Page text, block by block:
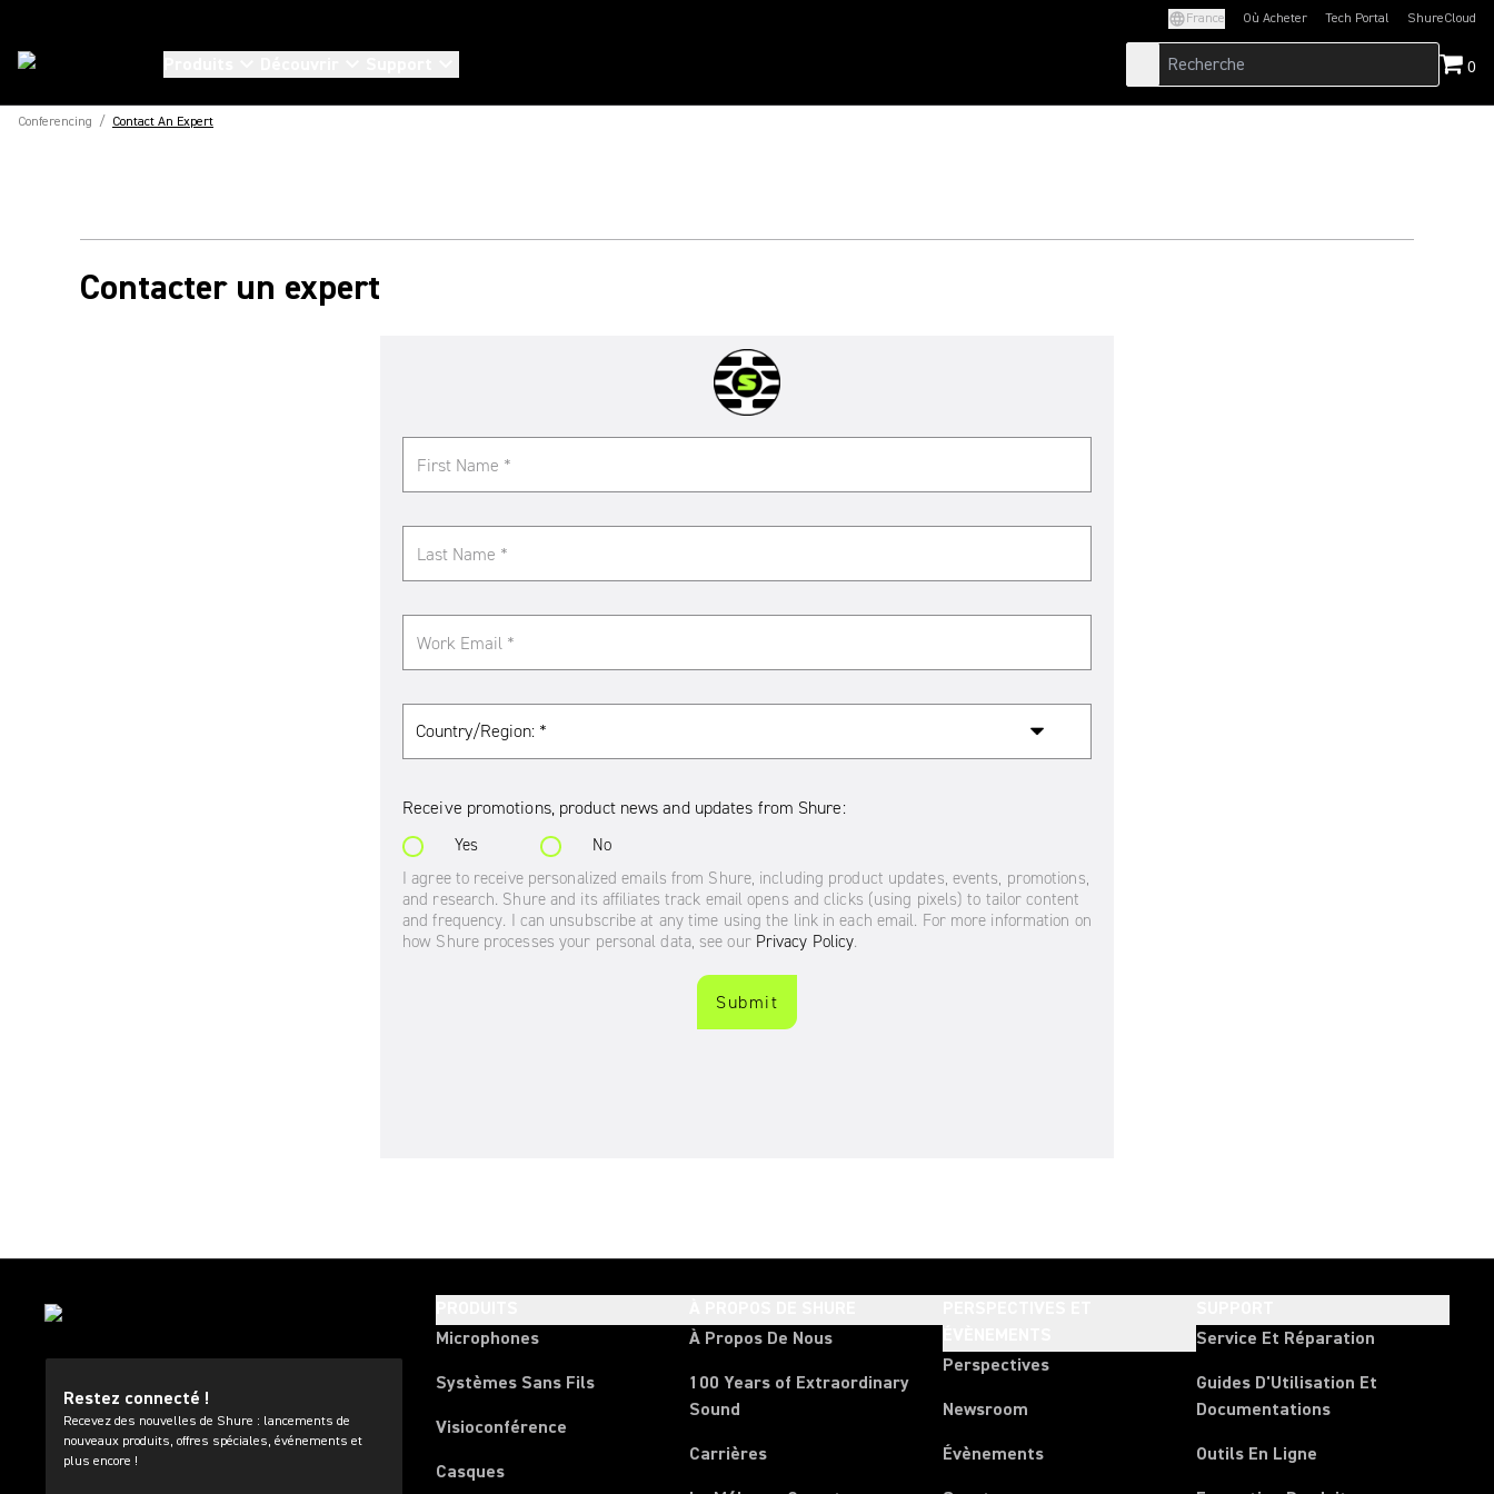
France Où Acheter Tech Portal
(Opens in a new tab)ShureCloud
(Opens in a new
0
Conferencing / Contact An Expert
Contacter un expert
Restez connecté !
Recevez des nouvelles de Shure : lancements de
nouveaux produits, offres spéciales, événements et
plus encore !
Microphones
Systèmes Sans Fils
Visioconférence
Casques
À Propos De Nous
100 Years of Extraordinary
Sound
Carrières
Perspectives
Newsroom
Évènements
Service Et Réparation
Guides D'Utilisation Et
Documentations
Outils En Ligne